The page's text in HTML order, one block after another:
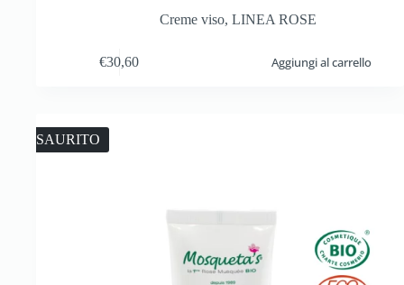
Creme viso, LINEA ROSE
€30,60 Aggiungi al carrello
ESAURITO